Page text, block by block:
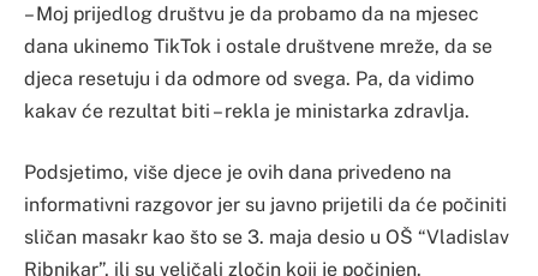
– Moj prijedlog društvu je da probamo da na mjesec
dana ukinemo TikTok i ostale društvene mreže, da se
djeca resetuju i da odmore od svega. Pa, da vidimo
kakav će rezultat biti – rekla je ministarka zdravlja.
Podsjetimo, više djece je ovih dana privedeno na
informativni razgovor jer su javno prijetili da će počiniti
sličan masakr kao što se 3. maja desio u OŠ “Vladislav
Ribnikar”, ili su veličali zločin koji je počinjen.